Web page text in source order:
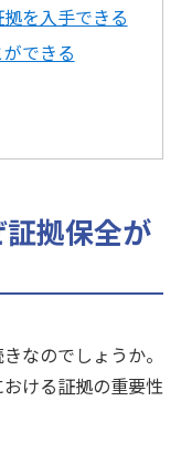
を入手できる
できる
拠保全が
なのでしょうか。
ける証拠の重要性